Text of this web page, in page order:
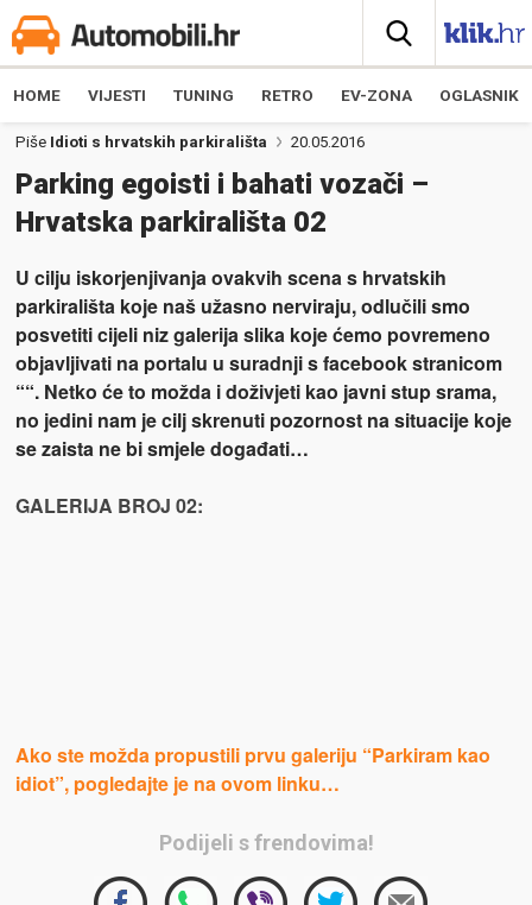
HOME VIJESTI TUNING RETRO EV-ZONA OGLASNIK
Piše Idioti s hrvatskih parkirališta 20.05.2016
Parking egoisti i bahati vozači –
Hrvatska parkirališta 02
U cilju iskorjenjivanja ovakvih scena s hrvatskih
parkirališta koje naš užasno nerviraju, odlučili smo
posvetiti cijeli niz galerija slika koje ćemo povremeno
objavljivati na portalu u suradnji s facebook stranicom
““. Netko će to možda i doživjeti kao javni stup srama,
no jedini nam je cilj skrenuti pozornost na situacije koje
se zaista ne bi smjele događati…
GALERIJA BROJ 02:
Ako ste možda propustili prvu galeriju “Parkiram kao
idiot”, pogledajte je na ovom linku…
Podijeli s frendovima!